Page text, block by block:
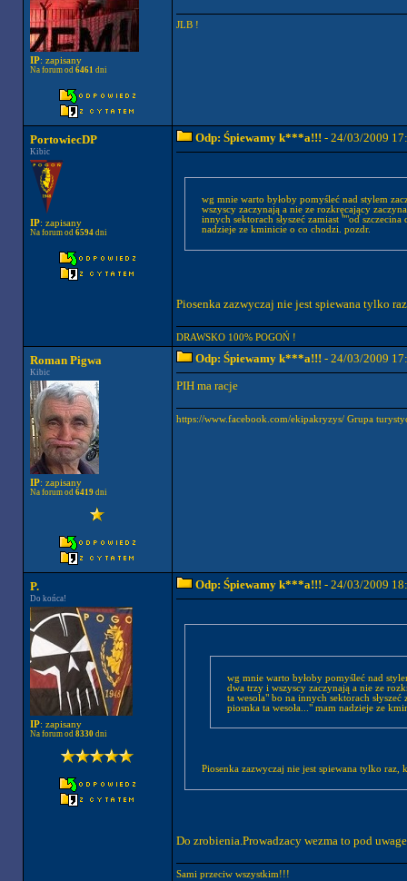
IP: zapisany
Na forum od 6461 dni
JLB !
PortowiecDP
Kibic
IP: zapisany
Na forum od 6594dni
Odp: Śpiewamy k***a!!! - 24/03/2009
wg mnie warto byłoby pomyśleć nad stylem
wszyscy zaczynają a nie ze rozkręcający
innych sektorach słyszeć zamiast ""od
nadzieje ze kminicie o co chodzi. pozdr.
Piosenka zazwyczaj nie jest spiewana tylko
DRAWSKO 100% POGOŃ !
Roman Pigwa
Kibic
IP: zapisany
Na forum od 6419dni
Odp: Śpiewamy k***a!!! - 24/03/2009
PIH ma racje
https://www.facebook.com/ekipakryzys/ Grupa
P.
Do końca!
IP: zapisany
Na forum od 8330dni
Odp: Śpiewamy k***a!!! - 24/03/2009
wg mnie warto byłoby pomyśleć nad
dwa trzy i wszyscy zaczynają a nie ze
ta wesola" bo na innych sektorach
piosnka ta wesoła..." mam nadzieje ze
Do zrobienia.Prowadzacy wezma to pod
Sami przeciw wszystkim!!!